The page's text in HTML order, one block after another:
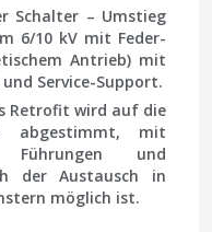
Schalter – Umstieg
6/10 kV mit Feder-
Antrieb) mit
Service-Support.
Retrofit wird auf die
abgestimmt, mit
Führungen und
der Austausch in
möglich ist.